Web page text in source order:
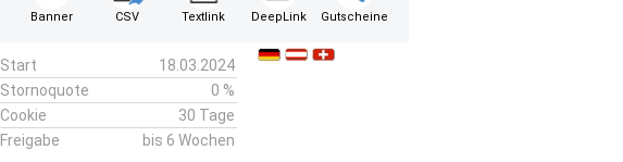
Banner CSV Textlink DeepLink Gutscheine
Start
18.03.2024
Stornoquote
0 %
Cookie
30 Tage
Freigabe
bis 6 Wochen